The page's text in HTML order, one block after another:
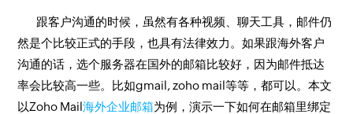
跟客户沟通的时候，虽然有各种视频、聊天工具，邮件仍
然是个比较正式的手段，也具有法律效力。如果跟海外客户
沟通的话，选个服务器在国外的邮箱比较好，因为邮件抵达
率会比较高一些。比如gmail, zoho mail等等，都可以。本文
以Zoho Mail海外企业邮箱为例，演示一下如何在邮箱里绑定